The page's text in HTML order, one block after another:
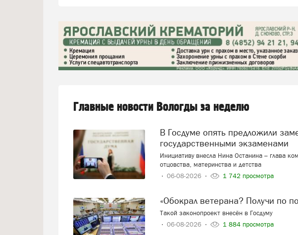
Главные новости Вологды за неделю
В Госдуме опять предложили заменить ЕГЭ
государственными экзаменами
Инициативу внесла Нина Останина – глава
отцовства, материнства и детства
06-08-2026
1 742 просмотра
«Обокрал ветерана? Получи по
Такой законопроект внесён в Госдуму
06-08-2026
1 884 просмотра